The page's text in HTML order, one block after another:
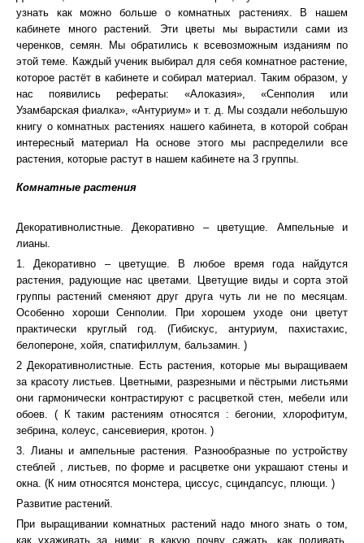
узнать как можно больше о комнатных растениях. В нашем
кабинете много растений. Эти цветы мы вырастили сами из
черенков, семян. Мы обратились к всевозможным изданиям по
этой теме. Каждый ученик выбирал для себя комнатное растение,
которое растёт в кабинете и собирал материал. Таким образом, у
нас появились рефераты: «Алоказия», «Сенполия или
Узамбарская фиалка», «Антуриум» и т. д. Мы создали небольшую
книгу о комнатных растениях нашего кабинета, в которой собран
интересный материал На основе этого мы распределили все
растения, которые растут в нашем кабинете на 3 группы.
Комнатные растения
Декоративнолистные. Декоративно – цветущие. Ампельные и
лианы.
1. Декоративно – цветущие. В любое время года найдутся
растения, радующие нас цветами. Цветущие виды и сорта этой
группы растений сменяют друг друга чуть ли не по месяцам.
Особенно хороши Сенполии. При хорошем уходе они цветут
практически круглый год. (Гибискус, антуриум, пахистахис,
белопероне, хойя, спатифиллум, бальзамин. )
2 Декоративнолистные. Есть растения, которые мы выращиваем
за красоту листьев. Цветными, разрезными и пёстрыми листьями
они гармонически контрастируют с расцветкой стен, мебели или
обоев. ( К таким растениям относятся : бегонии, хлорофитум,
зебрина, колеус, сансевиерия, кротон. )
3. Лианы и ампельные растения. Разнообразные по устройству
стеблей , листьев, по форме и расцветке они украшают стены и
окна. (К ним относятся монстера, циссус, сциндапсус, плющи. )
Развитие растений.
При выращивании комнатных растений надо много знать о том,
как ухаживать за ними: в какую почву сажать, как поливать,